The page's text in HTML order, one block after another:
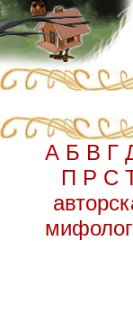
А Б В Г
П Р С